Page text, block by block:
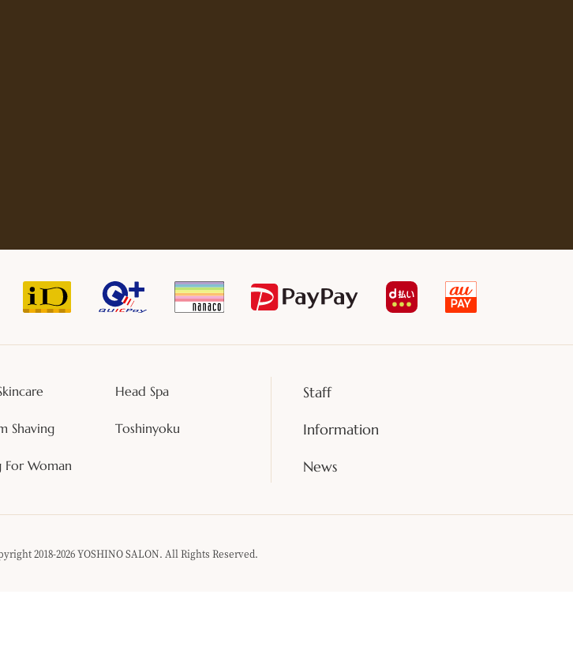
Head Spa
Shaving Toshinyoku
For Woman
Staff
Information
News
2018-2026 YOSHINO SALON. All Rights Reserved.